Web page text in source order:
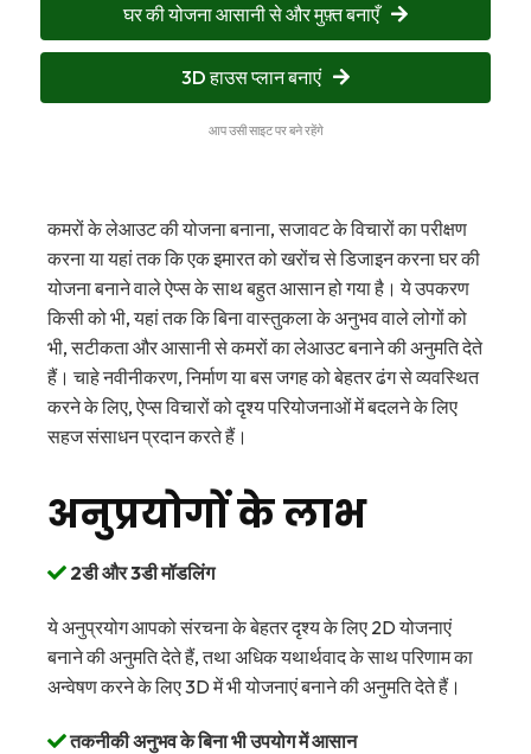
घर की योजना आसानी से और मुफ़्त बनाएँ
3D हाउस प्लान बनाएं
आप उसी साइट पर बने रहेंगे
कमरों के लेआउट की योजना बनाना, सजावट के विचारों का परीक्षण
करना या यहां तक कि एक इमारत को खरोंच से डिजाइन करना घर की
योजना बनाने वाले ऐप्स के साथ बहुत आसान हो गया है। ये उपकरण
किसी को भी, यहां तक कि बिना वास्तुकला के अनुभव वाले लोगों को
भी, सटीकता और आसानी से कमरों का लेआउट बनाने की अनुमति देते
हैं। चाहे नवीनीकरण, निर्माण या बस जगह को बेहतर ढंग से व्यवस्थित
करने के लिए, ऐप्स विचारों को दृश्य परियोजनाओं में बदलने के लिए
सहज संसाधन प्रदान करते हैं।
अनुप्रयोगों के लाभ
2डी और 3डी मॉडलिंग
ये अनुप्रयोग आपको संरचना के बेहतर दृश्य के लिए 2D योजनाएं
बनाने की अनुमति देते हैं, तथा अधिक यथार्थवाद के साथ परिणाम का
अन्वेषण करने के लिए 3D में भी योजनाएं बनाने की अनुमति देते हैं।
तकनीकी अनुभव के बिना भी उपयोग में आसान